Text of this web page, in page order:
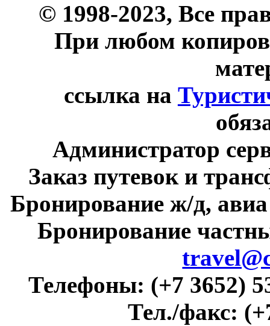
© 1998-2023, Все
При любом
ссылка на
Администратор
Заказ путевок и
Бронирование ж/д,
Бронирование
Телефоны: (+7 3652)
Тел./факс: